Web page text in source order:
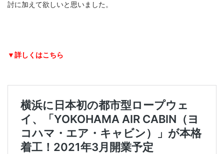
討に加えて欲しいと思いました。
▼詳しくはこちら